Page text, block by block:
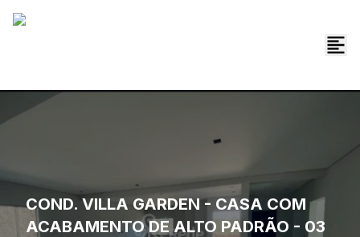
COND. VILLA GARDEN - CASA COM
ACABAMENTO DE ALTO PADRÃO - 03